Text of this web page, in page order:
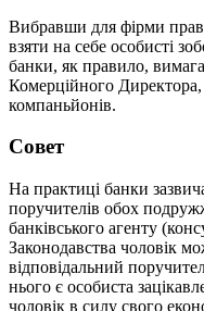
Вибравши для фірми
взяти на себе особисті
банки, як правило,
Комерційного
компаньйонів.
Cовет
На практиці банки
поручителів обох
банківського агенту
Законодавства чоловік
відповідальний
нього є особиста
чоловік в силу свого